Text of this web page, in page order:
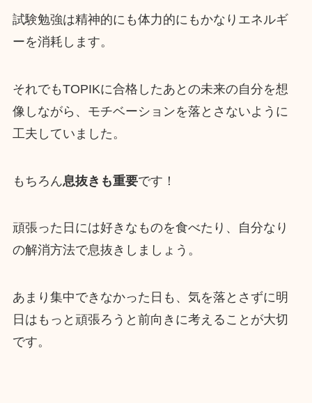
試験勉強は精神的にも体力的にもかなりエネルギ
ーを消耗します。
それでもTOPIKに合格したあとの未来の自分を想
像しながら、モチベーションを落とさないように
工夫していました。
もちろん息抜きも重要です！
頑張った日には好きなものを食べたり、自分なり
の解消方法で息抜きしましょう。
あまり集中できなかった日も、気を落とさずに明
日はもっと頑張ろうと前向きに考えることが大切
です。